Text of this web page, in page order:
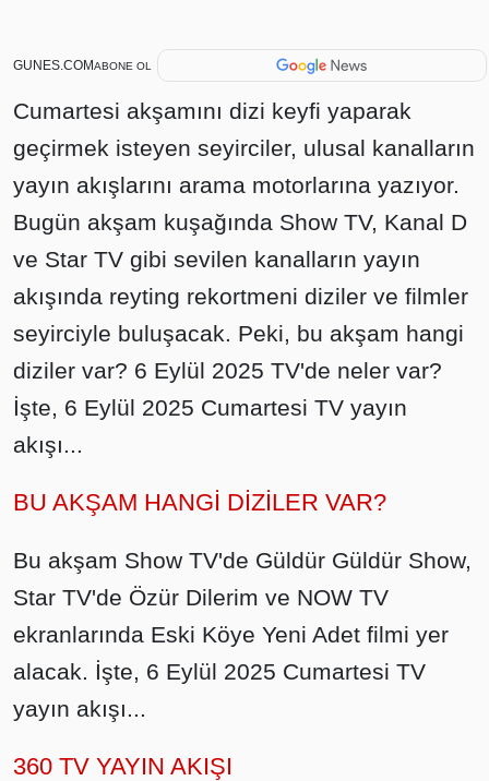
GUNES.COMABONE OL
Cumartesi akşamını dizi keyfi yaparak
geçirmek isteyen seyirciler, ulusal kanalların
yayın akışlarını arama motorlarına yazıyor.
Bugün akşam kuşağında Show TV, Kanal D
ve Star TV gibi sevilen kanalların yayın
akışında reyting rekortmeni diziler ve filmler
seyirciyle buluşacak. Peki, bu akşam hangi
diziler var? 6 Eylül 2025 TV'de neler var?
İşte, 6 Eylül 2025 Cumartesi TV yayın
akışı...
BU AKŞAM HANGİ DİZİLER VAR?
Bu akşam Show TV'de Güldür Güldür Show,
Star TV'de Özür Dilerim ve NOW TV
ekranlarında Eski Köye Yeni Adet filmi yer
alacak. İşte, 6 Eylül 2025 Cumartesi TV
yayın akışı...
360 TV YAYIN AKIŞI